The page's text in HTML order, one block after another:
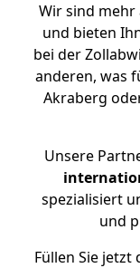
Wir sind
und bieten
bei der
anderen, was
Akraberg
Unsere
spezialisiert
und
Füllen Sie jetzt